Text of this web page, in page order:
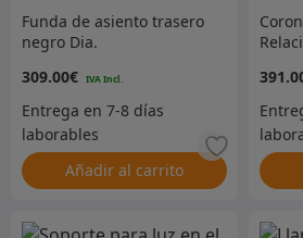
Funda de asiento trasero
negro Dia.
309.00€
Añadir al carrito